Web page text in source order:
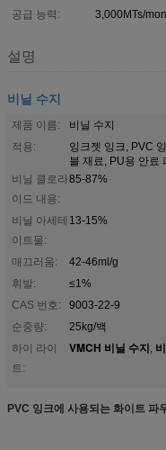
공급 능력:
3,000MTs/
설명
비닐 수지
제품 이름:
비닐 수지
적용:
잉크젯 잉크, PVC
블 재료, PU용 안료
비닐 클로라
이드 내용:
85-87%
비닐 아세테
이트물:
13-15%
매끄러움:
42-46ml/g
휘발:
≤1%
CAS 번호:
9003-22-9
순중량:
25kg/백
하이 라이
트:
VMCH 비닐 수지,
PVC 잉크에 사용되는 화이트 파